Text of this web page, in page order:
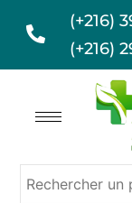
(+216)
(+216)